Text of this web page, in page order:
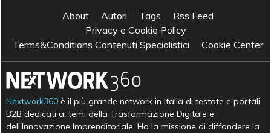
About Autori Tags
Rss Feed
Privacy e Cookie Policy
Terms&Conditions Contenuti Specialistici
Cookie Center
Nextwork360 è il più grande network in Italia di testate e portali
B2B dedicati ai temi della Trasformazione Digitale e
dell’Innovazione Imprenditoriale. Ha la missione di diffondere la